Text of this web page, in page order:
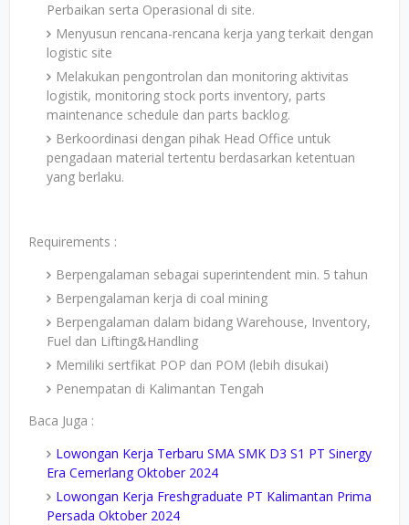
Perbaikan serta Operasional di site.
Menyusun rencana-rencana kerja yang terkait dengan
logistic site
Melakukan pengontrolan dan monitoring aktivitas
logistik, monitoring stock ports inventory, parts
maintenance schedule dan parts backlog.
Berkoordinasi dengan pihak Head Office untuk
pengadaan material tertentu berdasarkan ketentuan
yang berlaku.
Requirements :
Berpengalaman sebagai superintendent min. 5 tahun
Berpengalaman kerja di coal mining
Berpengalaman dalam bidang Warehouse, Inventory,
Fuel dan Lifting&Handling
Memiliki sertfikat POP dan POM (lebih disukai)
Penempatan di Kalimantan Tengah
Baca Juga :
Lowongan Kerja Terbaru SMA SMK D3 S1 PT Sinergy
Era Cemerlang Oktober 2024
Lowongan Kerja Freshgraduate PT Kalimantan Prima
Persada Oktober 2024